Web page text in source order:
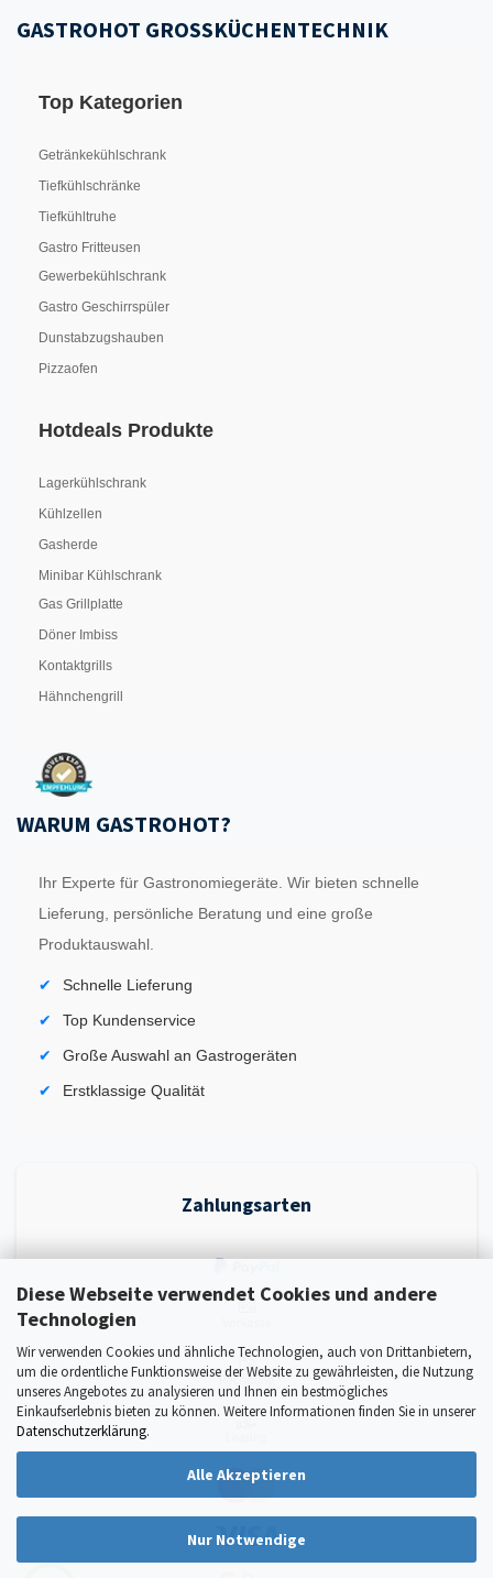
Diese Webseite verwendet Cookies und andere
Technologien
Wir verwenden Cookies und ähnliche Technologien, auch von Drittanbietern,
um die ordentliche Funktionsweise der Website zu gewährleisten, die Nutzung
unseres Angebotes zu analysieren und Ihnen ein bestmögliches
Einkaufserlebnis bieten zu können. Weitere Informationen finden Sie in unserer
Datenschutzerklärung.
Alle Akzeptieren
Nur Notwendige
GASTROHOT GROSSKÜCHENTECHNIK
Top Kategorien
Getränkekühlschrank
Tiefkühlschränke
Tiefkühltruhe
Gastro Fritteusen
Gewerbekühlschrank
Gastro Geschirrspüler
Dunstabzugshauben
Pizzaofen
Hotdeals Produkte
Lagerkühlschrank
Kühlzellen
Gasherde
Minibar Kühlschrank
Gas Grillplatte
Döner Imbiss
Kontaktgrills
Hähnchengrill
WARUM GASTROHOT?
Ihr Experte für Gastronomiegeräte. Wir bieten schnelle
Lieferung, persönliche Beratung und eine große
Produktauswahl.
Schnelle Lieferung
Top Kundenservice
Große Auswahl an Gastrogeräten
Erstklassige Qualität
Zahlungsarten